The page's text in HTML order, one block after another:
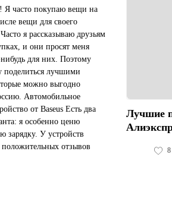
Я часто покупаю вещи на
вещи для своего
я рассказываю друзьям
и они просят меня
нибудь для них. Поэтому
поделиться лучшими
можно выгодно
Автомобильное
от Baseus Есть два
я особенно ценю
зарядку. У устройств
отзывов
Лучшие
8